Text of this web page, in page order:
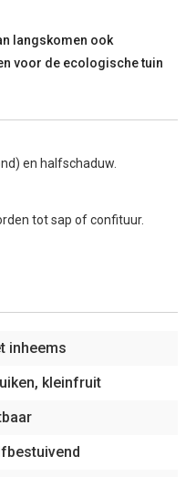
langskomen ook
voor de ecologische tuin
en halfschaduw.
tot sap of confituur.
inheems
kleinfruit